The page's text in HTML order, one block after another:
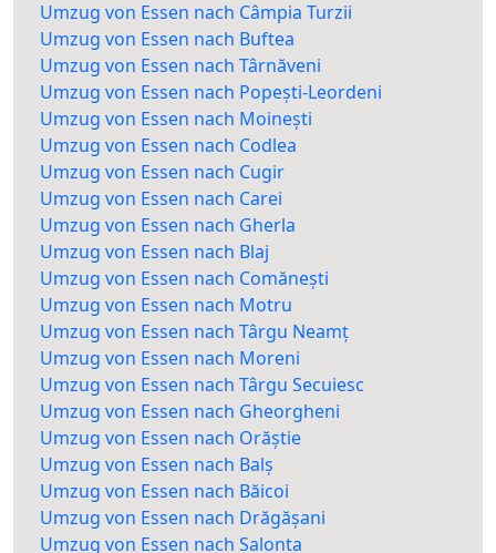
Umzug von Essen nach Câmpia Turzii
Umzug von Essen nach Buftea
Umzug von Essen nach Târnăveni
Umzug von Essen nach Popești-Leordeni
Umzug von Essen nach Moinești
Umzug von Essen nach Codlea
Umzug von Essen nach Cugir
Umzug von Essen nach Carei
Umzug von Essen nach Gherla
Umzug von Essen nach Blaj
Umzug von Essen nach Comănești
Umzug von Essen nach Motru
Umzug von Essen nach Târgu Neamț
Umzug von Essen nach Moreni
Umzug von Essen nach Târgu Secuiesc
Umzug von Essen nach Gheorgheni
Umzug von Essen nach Orăștie
Umzug von Essen nach Balș
Umzug von Essen nach Băicoi
Umzug von Essen nach Drăgășani
Umzug von Essen nach Salonta